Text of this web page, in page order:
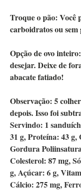
Troque o pão: Você
carboidratos ou sem
Opção de ovo inteiro:
desejar. Deixe de
abacate fatiado!
Observação: 5
depois. Isso foi
Servindo: 1
31 g,Proteína: 43g,
Gordura
Colesterol: 87mg,
g,Açúcar: 6g,
Cálcio: 275mg,